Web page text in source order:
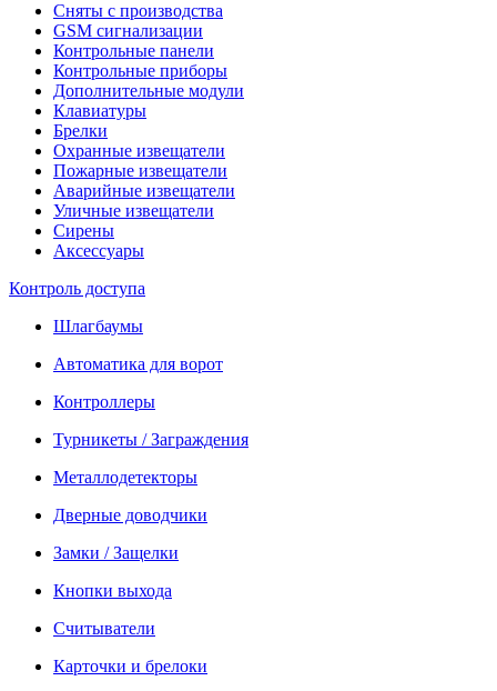
Сняты с производства
GSM сигнализации
Контрольные панели
Контрольные приборы
Дополнительные модули
Клавиатуры
Брелки
Охранные извещатели
Пожарные извещатели
Аварийные извещатели
Уличные извещатели
Сирены
Аксессуары
Контроль доступа
Шлагбаумы
Автоматика для ворот
Контроллеры
Турникеты / Заграждения
Металлодетекторы
Дверные доводчики
Замки / Защелки
Кнопки выхода
Считыватели
Карточки и брелоки